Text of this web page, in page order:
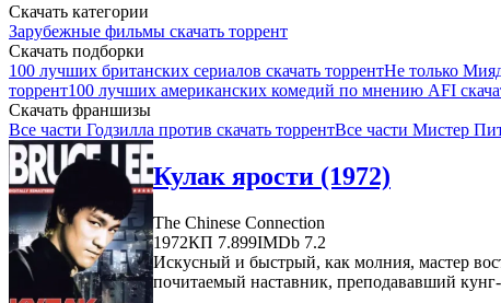
Скачать категории
Зарубежные фильмы скачать торрент
Скачать подборки
100 лучших британских сериалов скачать торрентНе только
торрент100 лучших американских комедий по мнению AFI
Скачать франшизы
Все части Годзилла против скачать торрентВсе части Мистер
Кулак ярости (1972)
The Chinese Connection
1972КП 7.899IMDb 7.2
Искусный и быстрый, как молния, мастер
почитаемый наставник, преподававший